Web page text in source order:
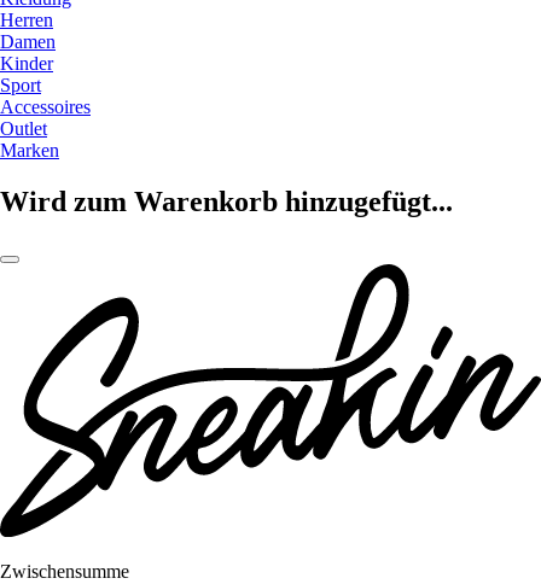
Herren
Damen
Kinder
Sport
Accessoires
Outlet
Marken
Wird zum Warenkorb hinzugefügt...
Zwischensumme